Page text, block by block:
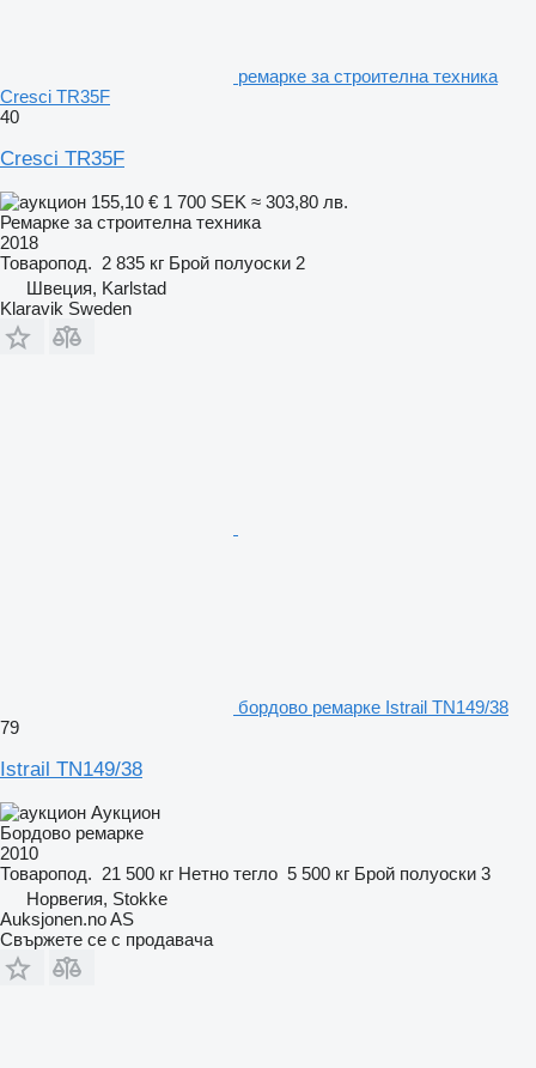
ремарке за строителна техника
Cresci TR35F
40
Cresci TR35F
155,10 € 1 700 SEK ≈ 303,80 лв.
Ремарке за строителна техника
2018
Товаропод. 2 835 кг Брой полуоски 2
Швеция, Karlstad
Klaravik Sweden
бордово ремарке Istrail TN149/38
79
Istrail TN149/38
Аукцион
Бордово ремарке
2010
Товаропод. 21 500 кг Нетно тегло 5 500 кг Брой полуоски 3
Норвегия, Stokke
Auksjonen.no AS
Свържете се с продавача